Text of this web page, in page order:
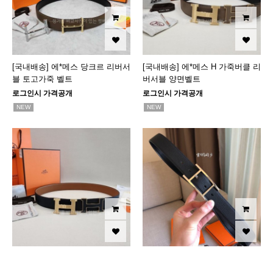
[국내배송] 에*메스 당크르 리버서
블 토고가죽 벨트
로그인시 가격공개
NEW
[국내배송] 에*메스 H 가죽버클 리
버서블 양면벨트
로그인시 가격공개
NEW